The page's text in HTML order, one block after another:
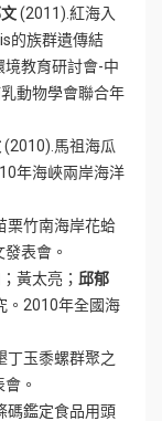
(2011).紅海入
的族群遺傳結
教育研討會-中
動物學會聯合年
(2010).馬祖海瓜
年海峽兩岸海洋
栗竹南海岸花蛤
表會。
黃太亮； 邱郁
。2010年全國海
丁玉黍螺群聚之
。
碼鑑定食品用頭